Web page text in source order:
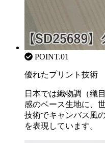
POINT.01
優れたプリント技術
日本では織物調（織
感のベース生地に、
技術でキャンバス風
を表現しています。